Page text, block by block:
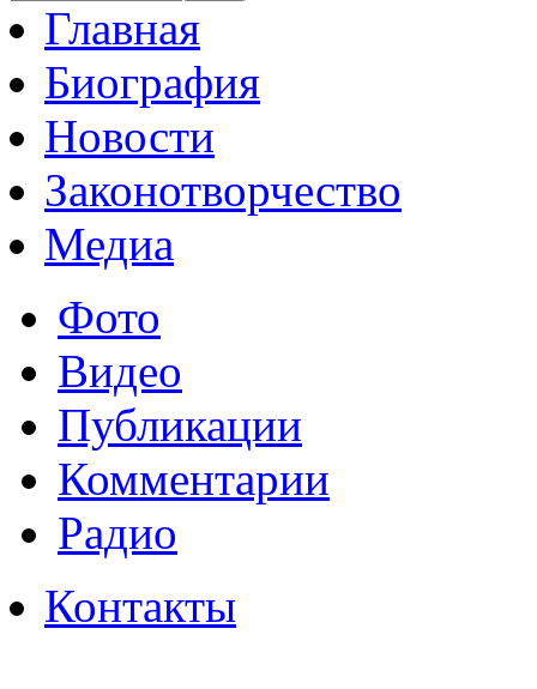
Главная
Биография
Новости
Законотворчество
Медиа
Фото
Видео
Публикации
Комментарии
Радио
Контакты